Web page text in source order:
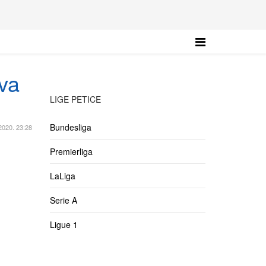
23:28
LIGE PETICE
Bundesliga
Premierliga
LaLiga
Serie A
Ligue 1